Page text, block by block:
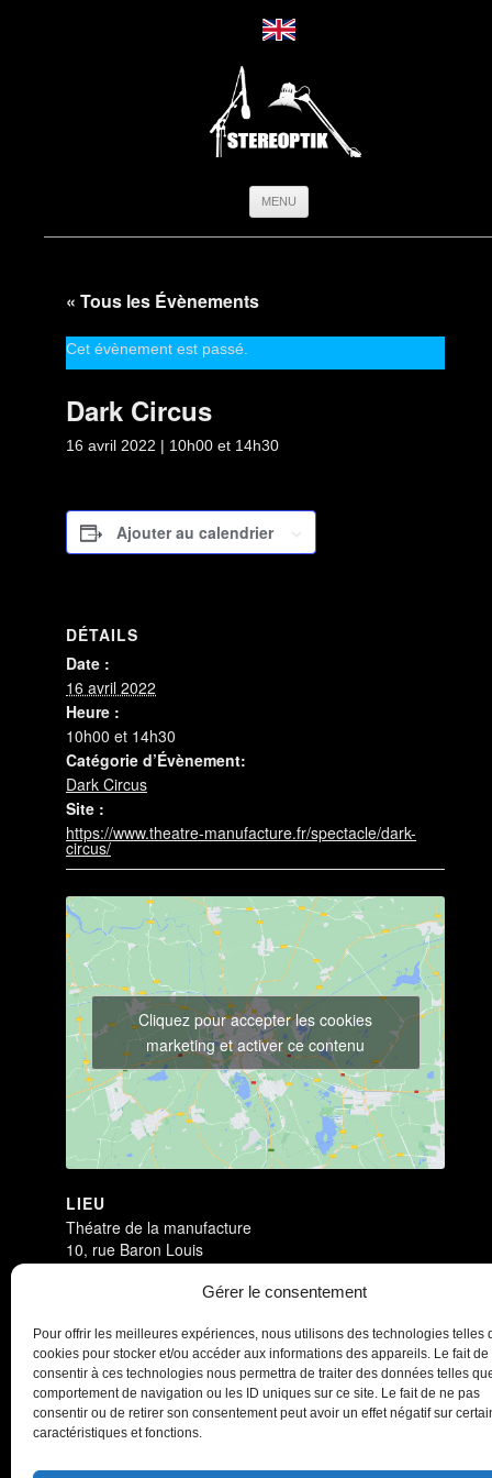
Gérer le consentement
Pour offrir les meilleures expériences, nous utilisons des technologies telles
cookies pour stocker et/ou accéder aux informations des appareils. Le fait de
consentir à ces technologies nous permettra de traiter des données telles
comportement de navigation ou les ID uniques sur ce site. Le fait de ne pas
consentir ou de retirer son consentement peut avoir un effet négatif sur
caractéristiques et fonctions.
MENU
« Tous les Évènements
Cet évènement est passé.
Dark Circus
16 avril 2022 | 10h00 et 14h30
Ajouter au calendrier
DÉTAILS
Date :
16 avril 2022
Heure :
10h00 et 14h30
Catégorie d’Évènement:
Dark Circus
Site :
https://www.theatre-manufacture.fr/spectacle/dark-
circus/
LIEU
Théatre de la manufacture
10, rue Baron Louis
Cliquez pour accepter les cookies
marketing et activer ce contenu
Dark Circus Dark Circus